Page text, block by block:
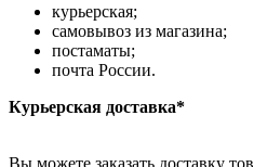
курьерская;
самовывоз из магазина;
постаматы;
почта России.
Курьерская доставка*
Вы можете заказать доставку